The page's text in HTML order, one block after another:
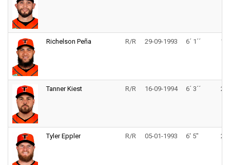
Richelson Peña R/R 29-09-1993 6´ 1´´
Tanner Kiest R/R 16-09-1994 6´ 3´´
Tyler Eppler R/R 05-01-1993 6' 5"